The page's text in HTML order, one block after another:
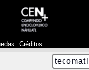
Créditos